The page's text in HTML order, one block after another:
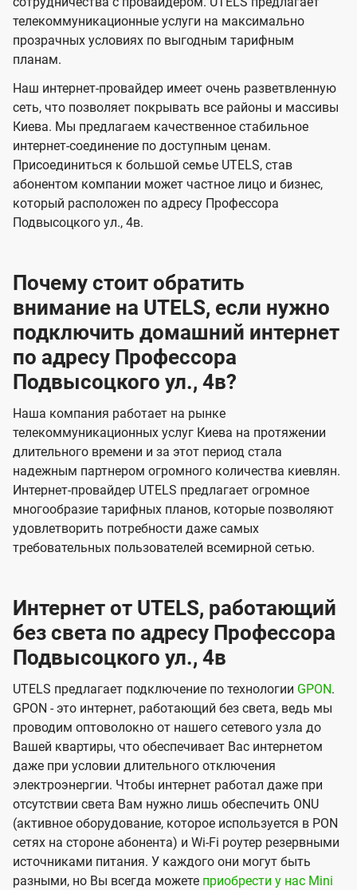
s
д
е
н
и
я
д
е
и
я
телекоммуникационные услуги на максимально
прозрачных условиях по выгодным тарифным
планам.
Наш интернет-провайдер имеет очень разветвленную
сеть, что позволяет покрывать все районы и массивы
Киева. Мы предлагаем качественное стабильное
интернет-соединение по доступным ценам.
Присоединиться к большой семье UTELS, став
абонентом компании может частное лицо и бизнес,
который расположен по адресу Профессора
Подвысоцкого ул., 4в.
Почему стоит обратить
внимание на UTELS, если нужно
подключить домашний интернет
по адресу Профессора
Подвысоцкого ул., 4в?
Наша компания работает на рынке
телекоммуникационных услуг Киева на протяжении
длительного времени и за этот период стала
надежным партнером огромного количества киевлян.
Интернет-провайдер UTELS предлагает огромное
многообразие тарифных планов, которые позволяют
удовлетворить потребности даже самых
требовательных пользователей всемирной сетью.
Интернет от UTELS, работающий
без света по адресу Профессора
Подвысоцкого ул., 4в
UTELS предлагает подключение по технологии GPON.
GPON - это интернет, работающий без света, ведь мы
проводим оптоволокно от нашего сетевого узла до
Вашей квартиры, что обеспечивает Вас интернетом
даже при условии длительного отключения
электроэнергии. Чтобы интернет работал даже при
отсутствии света Вам нужно лишь обеспечить ONU
(активное оборудование, которое используется в PON
сетях на стороне абонента) и Wi-Fi роутер резервными
источниками питания. У каждого они могут быть
разными, но Вы всегда можете приобрести у нас Mini